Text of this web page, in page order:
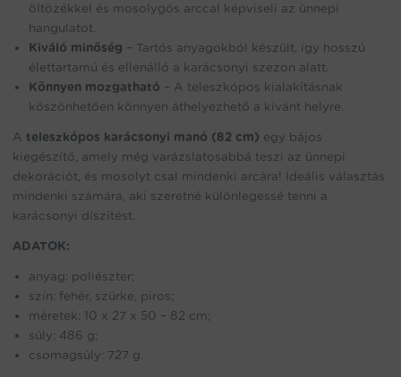
öltözékkel és mosolygós arccal képviseli az ünnepi
hangulatot.
Kiváló minőség – Tartós anyagokból készült, így hosszú
élettartamú és ellenálló a karácsonyi szezon alatt.
Könnyen mozgatható – A teleszkópos kialakításnak
köszönhetően könnyen áthelyezhető a kívánt helyre.
A teleszkópos karácsonyi manó (82 cm) egy bájos
kiegészítő, amely még varázslatosabbá teszi az ünnepi
dekorációt, és mosolyt csal mindenki arcára! Ideális választás
mindenki számára, aki szeretné különlegessé tenni a
karácsonyi díszítést.
ADATOK:
anyag: poliészter;
szín: fehér, szürke, piros;
méretek: 10 x 27 x 50 – 82 cm;
súly: 486 g;
csomagsúly: 727 g.